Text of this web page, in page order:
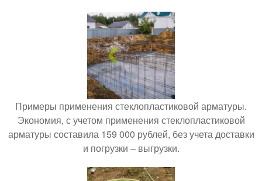
Примеры применения стеклопластиковой арматуры.
Экономия, с учетом применения стеклопластиковой
арматуры составила 159 000 рублей, без учета доставки
и погрузки – выгрузки.